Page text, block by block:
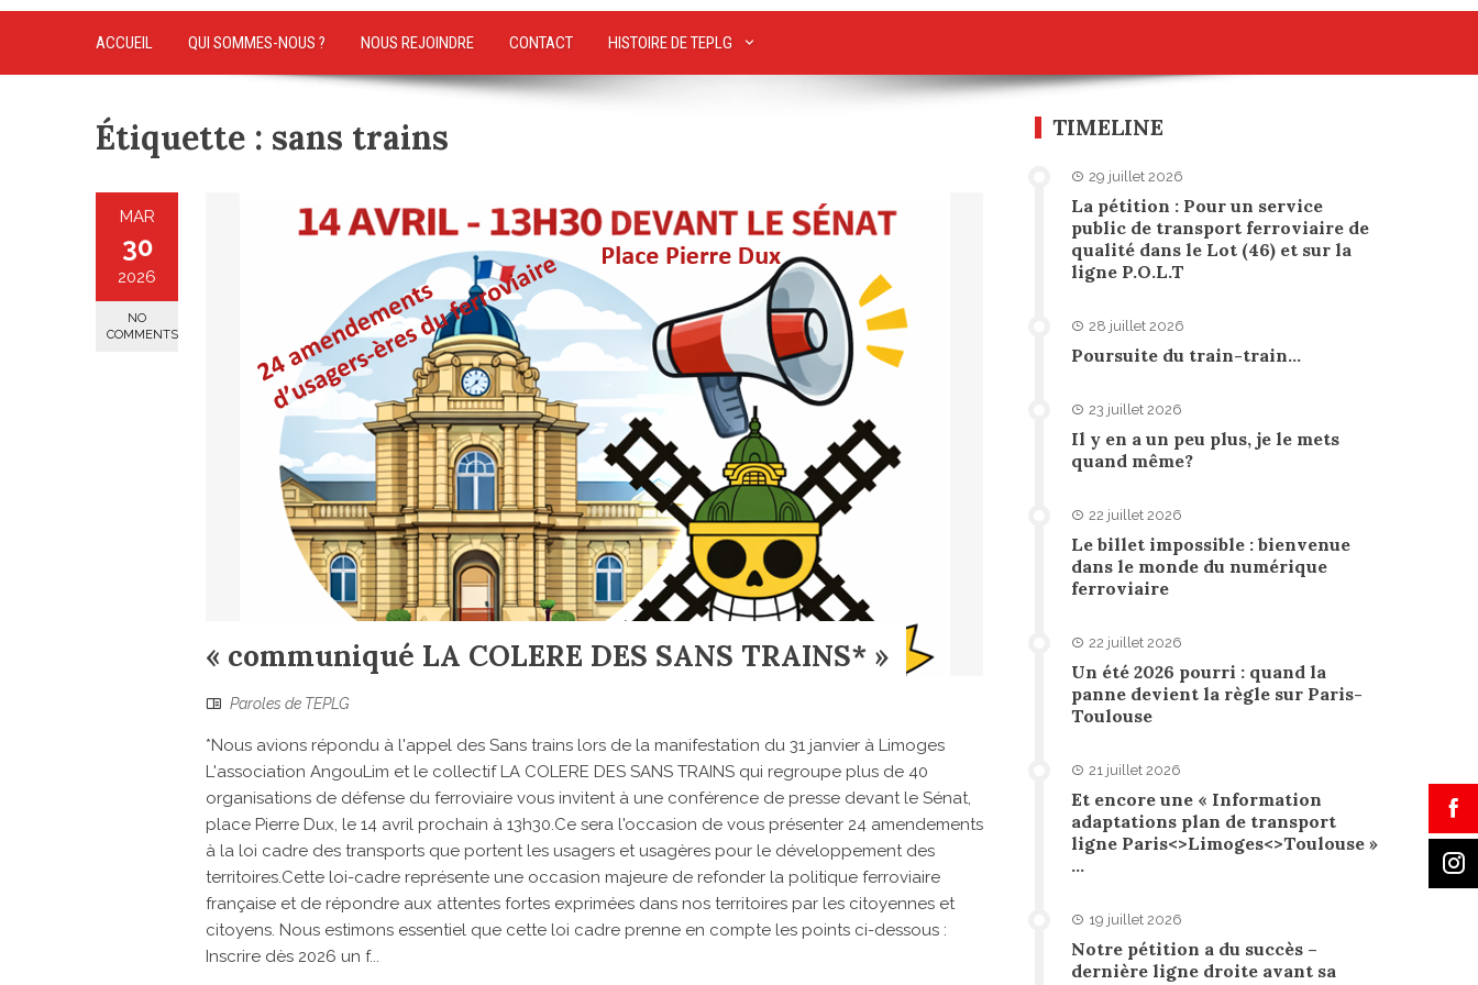
ACCUEIL QUI SOMMES-NOUS ? NOUS REJOINDRE CONTACT HISTOIRE DE TEPLG
Étiquette : sans trains
MAR
30
2026
NO
COMMENTS
« communiqué LA COLERE DES SANS TRAINS* »
Paroles de TEPLG
*Nous avions répondu à l'appel des Sans trains lors de la manifestation du 31 janvier à Limoges
L'association AngouLim et le collectif LA COLERE DES SANS TRAINS qui regroupe plus de 40
organisations de défense du ferroviaire vous invitent à une conférence de presse devant le Sénat,
place Pierre Dux, le 14 avril prochain à 13h30.Ce sera l'occasion de vous présenter 24 amendements
à la loi cadre des transports que portent les usagers et usagères pour le développement des
territoires.Cette loi-cadre représente une occasion majeure de refonder la politique ferroviaire
française et de répondre aux attentes fortes exprimées dans nos territoires par les citoyennes et
citoyens. Nous estimons essentiel que cette loi cadre prenne en compte les points ci-dessous :
Inscrire dès 2026 un f...
TIMELINE
29 juillet 2026
La pétition : Pour un service
public de transport ferroviaire de
qualité dans le Lot (46) et sur la
ligne P.O.L.T
28 juillet 2026
Poursuite du train-train…
23 juillet 2026
Il y en a un peu plus, je le mets
quand même?
22 juillet 2026
Le billet impossible : bienvenue
dans le monde du numérique
ferroviaire
22 juillet 2026
Un été 2026 pourri : quand la
panne devient la règle sur Paris-
Toulouse
21 juillet 2026
Et encore une « Information
adaptations plan de transport
ligne Paris<>Limoges<>Toulouse »
…
19 juillet 2026
Notre pétition a du succès –
dernière ligne droite avant sa